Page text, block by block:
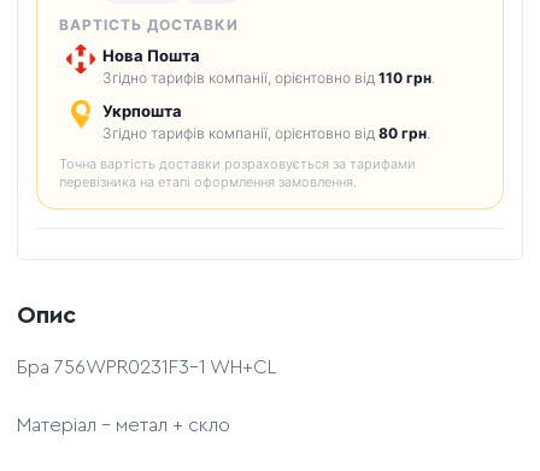
ВАРТІСТЬ ДОСТАВКИ
Нова Пошта
Згідно тарифів компанії, орієнтовно від 110 грн
Укрпошта
Згідно тарифів компанії, орієнтовно від 80 грн
Точна вартість доставки розраховується за тарифами
перевізника на етапі оформлення замовлення.
Опис
Бра 756WPR0231F3-1 WH+CL
Матеріал - метал + скло